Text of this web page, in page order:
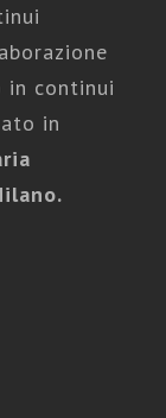
in continui
in